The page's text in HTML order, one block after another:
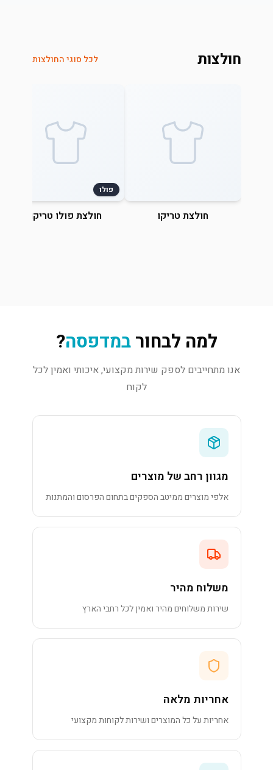
חולצות לכל סוגי החולצות
חולצת טריקו
פולו
חולצת פולו טריקו
למה לבחורבמדפסה?
אנו מתחייבים לספק שירות מקצועי, איכותי ואמין לכל
לקוח
מגוון רחב של מוצרים
אלפי מוצרים ממיטב הספקים בתחום הפרסום והמתנות
משלוח מהיר
שירות משלוחים מהיר ואמין לכל רחבי הארץ
אחריות מלאה
אחריות על כל המוצרים ושירות לקוחות מקצועי